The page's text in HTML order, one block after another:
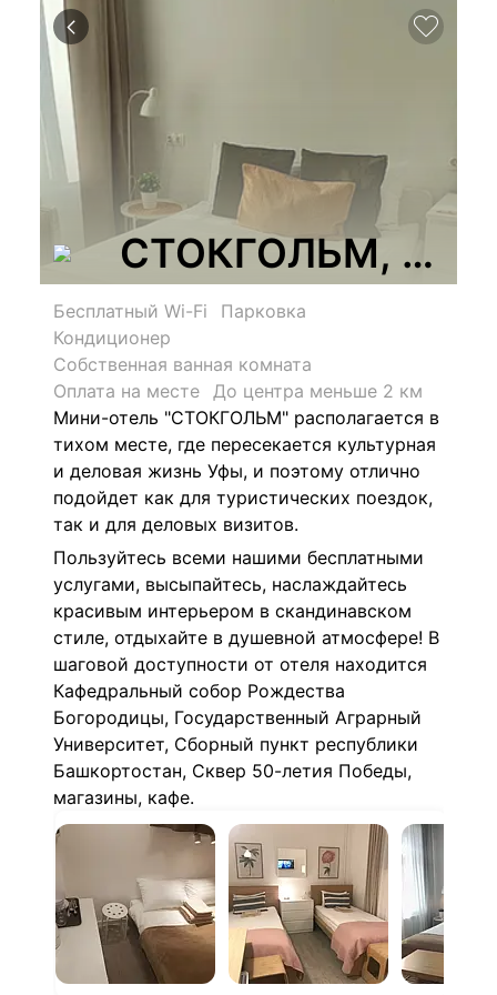
СТОКГОЛЬМ,
Бесплатный Wi-Fi
Парковка
Кондиционер
Собственная ванная комната
Оплата на месте До центра меньше 2 км
Мини-отель "СТОКГОЛЬМ" располагается в
тихом месте, где пересекается культурная
и деловая жизнь Уфы, и поэтому отлично
подойдет как для туристических поездок,
так и для деловых визитов.
Пользуйтесь всеми нашими бесплатными
услугами, высыпайтесь, наслаждайтесь
красивым интерьером в скандинавском
стиле, отдыхайте в душевной атмосфере! В
шаговой доступности от отеля находится
Кафедральный собор Рождества
Богородицы, Государственный Аграрный
Университет, Сборный пункт республики
Башкортостан, Сквер 50-летия Победы,
магазины, кафе.